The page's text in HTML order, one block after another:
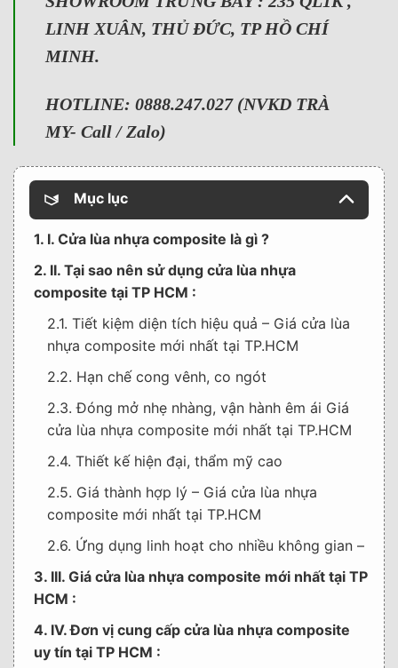
LINH XUÂN, THỦ ĐỨC, TP HỒ CHÍ
MINH.
HOTLINE: 0888.247.027 (NVKD TRÀ
MY- Call / Zalo)
Mục lục
1. I. Cửa lùa nhựa composite là gì ?
2. II. Tại sao nên sử dụng cửa lùa nhựa
composite tại TP HCM :
2.1. Tiết kiệm diện tích hiệu quả – Giá cửa lùa
nhựa composite mới nhất tại TP.HCM
2.2. Hạn chế cong vênh, co ngót
2.3. Đóng mở nhẹ nhàng, vận hành êm ái Giá
cửa lùa nhựa composite mới nhất tại TP.HCM
2.4. Thiết kế hiện đại, thẩm mỹ cao
2.5. Giá thành hợp lý – Giá cửa lùa nhựa
composite mới nhất tại TP.HCM
2.6. Ứng dụng linh hoạt cho nhiều không gian –
3. III. Giá cửa lùa nhựa composite mới nhất tại TP
HCM :
4. IV. Đơn vị cung cấp cửa lùa nhựa composite
uy tín tại TP HCM :